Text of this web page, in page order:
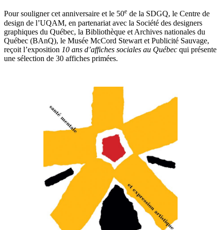
Pour souligner cet anniversaire et le 50e de la SDGQ, le Centre de
design de l’UQAM, en partenariat avec la Société des designers
graphiques du Québec, la Bibliothèque et Archives nationales du
Québec (BAnQ), le Musée McCord Stewart et Publicité Sauvage,
reçoit l’exposition 10 ans d’affiches sociales au Québec qui présente
une sélection de 30 affiches primées.